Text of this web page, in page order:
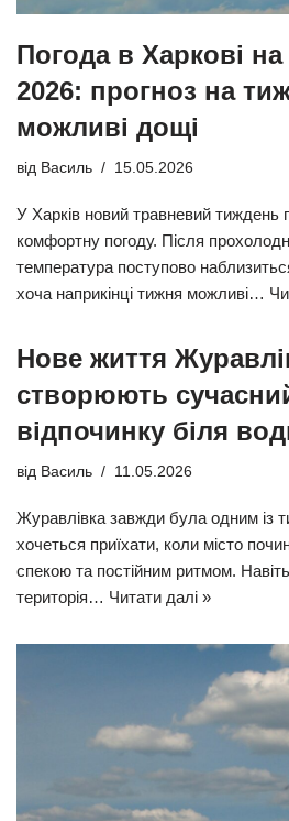
Погода в Харкові
2026: прогноз на
можливі дощі
від Василь 15.05.2026
У Харків новий травневий тиждень
комфортну погоду. Після
температура поступово
хоча наприкінці тижня можливі…
Нове життя
створюють
відпочинку біля
від Василь 11.05.2026
Журавлівка завжди була одним із
хочеться приїхати, коли місто
спекою та постійним ритмом.
територія… Читати далі »